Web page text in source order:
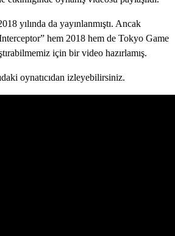
yılında da yayınlanmıştı. Ancak
hem 2018 hem de Tokyo Game
için bir video hazırlamış.
oynatıcıdan izleyebilirsiniz.